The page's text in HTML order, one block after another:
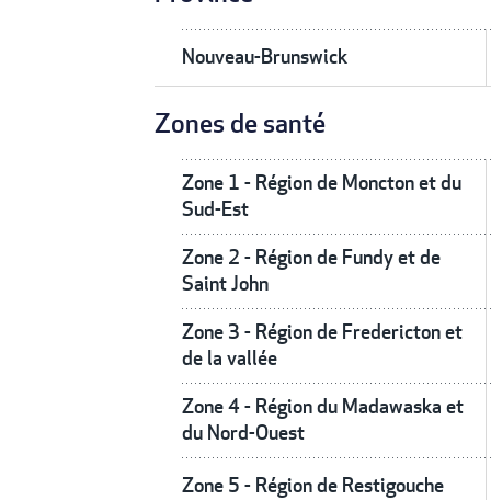
Nouveau-Brunswick
Zones de santé
Zone 1 - Région de Moncton et du
Sud-Est
Zone 2 - Région de Fundy et de
Saint John
Zone 3 - Région de Fredericton et
de la vallée
Zone 4 - Région du Madawaska et
du Nord-Ouest
Zone 5 - Région de Restigouche